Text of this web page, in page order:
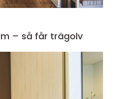
– så får trägolv